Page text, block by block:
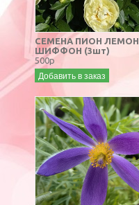
СЕМЕНА ПИОН ЛЕМОН
ШИФФОН (3шт)
500р
Добавить в заказ